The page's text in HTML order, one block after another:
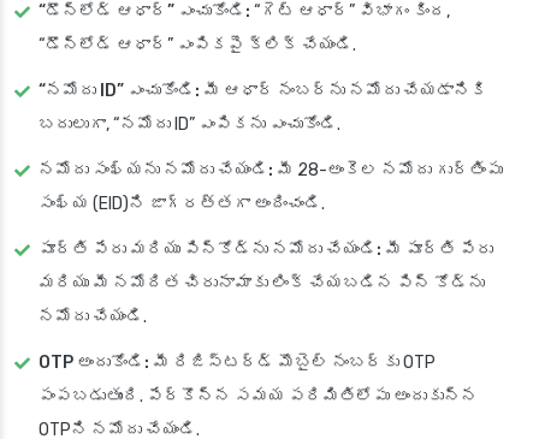
“డౌన్‌లోడ్ ఆధార్” ఎంచుకోండి: “గెట్ ఆధార్” విభాగం కింద,
“డౌన్‌లోడ్ ఆధార్” ఎంపికపై క్లిక్ చేయండి.
“నమోదు ID” ఎంచుకోండి: మీ ఆధార్ నంబర్‌ను నమోదు చేయడానికి
బదులుగా, “నమోదు ID” ఎంపికను ఎంచుకోండి.
నమోదు సంఖ్యను నమోదు చేయండి: మీ 28-అంకెల నమోదు గుర్తింపు
సంఖ్య (EID)ని జాగ్రత్తగా అందించండి.
పూర్తి పేరు మరియు పిన్‌కోడ్‌ను నమోదు చేయండి: మీ పూర్తి పేరు
మరియు మీ నమోదిత చిరునామాకు లింక్ చేయబడిన పిన్ కోడ్‌ను
నమోదు చేయండి.
OTP అందుకోండి: మీ రిజిస్టర్డ్ మొబైల్ నంబర్‌కు OTP
పంపబడుతుంది. పేర్కొన్న సమయ పరిమితిలోపు అందుకున్న
OTPని నమోదు చేయండి.